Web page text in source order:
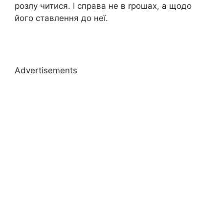
розлу читися. І справа не в rрошах, а щодо
його ставлення до неї.
Advertisements